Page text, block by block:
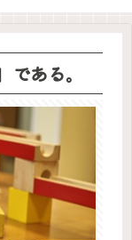
り
である。